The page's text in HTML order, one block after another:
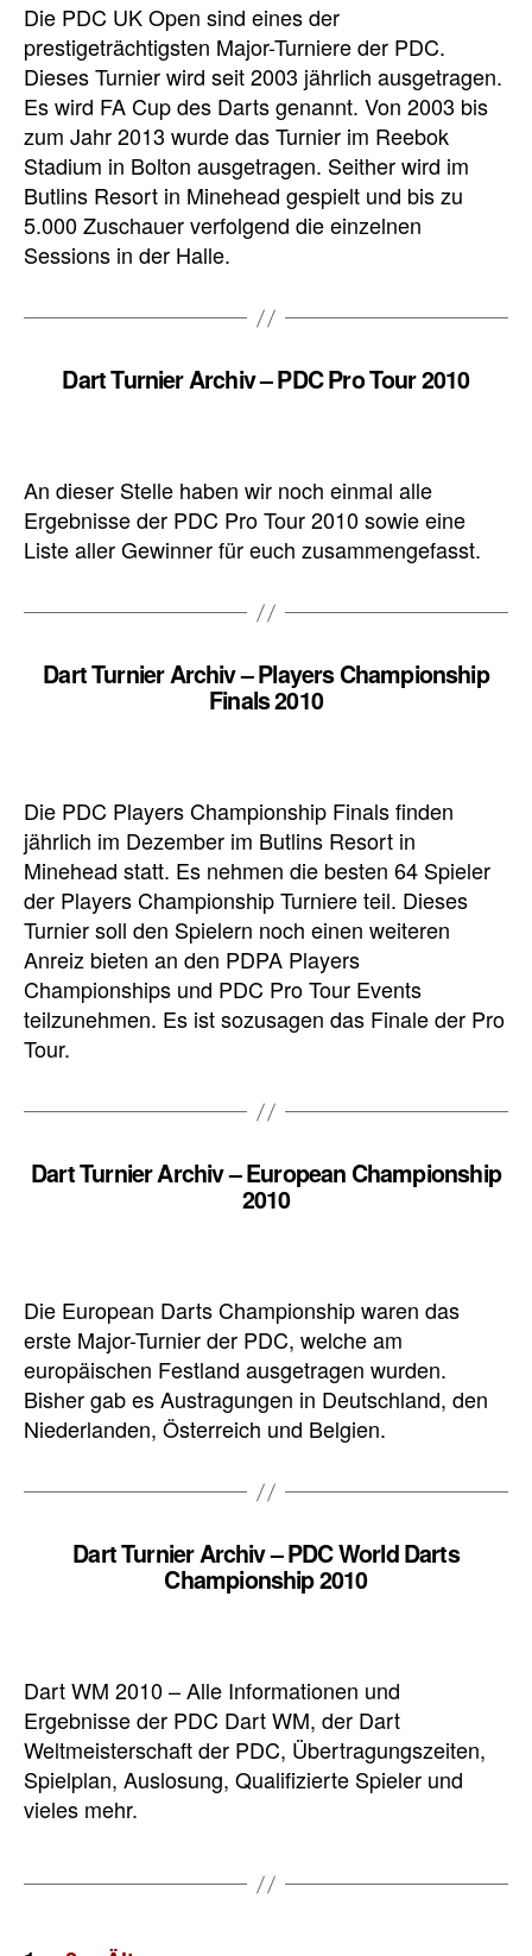
Die PDC UK Open sind eines der
prestigeträchtigsten Major-Turniere der PDC.
Dieses Turnier wird seit 2003 jährlich ausgetragen.
Es wird FA Cup des Darts genannt. Von 2003 bis
zum Jahr 2013 wurde das Turnier im Reebok
Stadium in Bolton ausgetragen. Seither wird im
Butlins Resort in Minehead gespielt und bis zu
5.000 Zuschauer verfolgend die einzelnen
Sessions in der Halle.
Dart Turnier Archiv – PDC Pro Tour 2010
An dieser Stelle haben wir noch einmal alle
Ergebnisse der PDC Pro Tour 2010 sowie eine
Liste aller Gewinner für euch zusammengefasst.
Dart Turnier Archiv – Players Championship
Finals 2010
Die PDC Players Championship Finals finden
jährlich im Dezember im Butlins Resort in
Minehead statt. Es nehmen die besten 64 Spieler
der Players Championship Turniere teil. Dieses
Turnier soll den Spielern noch einen weiteren
Anreiz bieten an den PDPA Players
Championships und PDC Pro Tour Events
teilzunehmen. Es ist sozusagen das Finale der Pro
Tour.
Dart Turnier Archiv – European Championship
2010
Die European Darts Championship waren das
erste Major-Turnier der PDC, welche am
europäischen Festland ausgetragen wurden.
Bisher gab es Austragungen in Deutschland, den
Niederlanden, Österreich und Belgien.
Dart Turnier Archiv – PDC World Darts
Championship 2010
Dart WM 2010 – Alle Informationen und
Ergebnisse der PDC Dart WM, der Dart
Weltmeisterschaft der PDC, Übertragungszeiten,
Spielplan, Auslosung, Qualifizierte Spieler und
vieles mehr.